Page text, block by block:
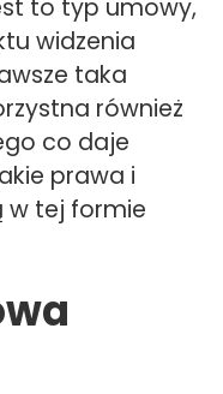
to typ umowy,
widzenia
taka
również
co daje
prawa i
w tej formie